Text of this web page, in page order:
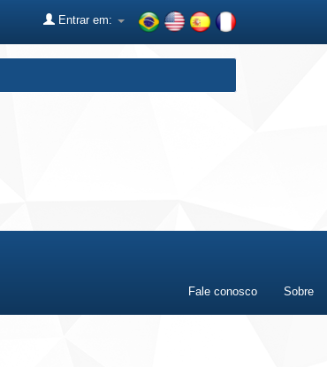
Entrar em:
Fale conosco Sobre